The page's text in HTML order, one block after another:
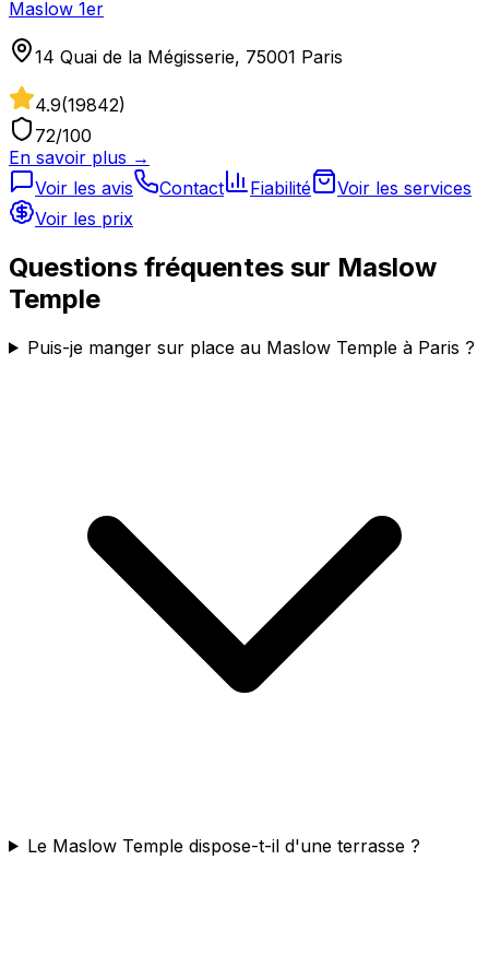
Maslow 1er
14 Quai de la Mégisserie, 75001 Paris
4.9(19842)
72/100
En savoir plus →
Voir les avis
Contact Fiabilité
Voir les services
Voir les prix
Questions fréquentes sur Maslow
Temple
Puis-je manger sur place au Maslow Temple à Paris ?
Le Maslow Temple dispose-t-il d'une terrasse ?